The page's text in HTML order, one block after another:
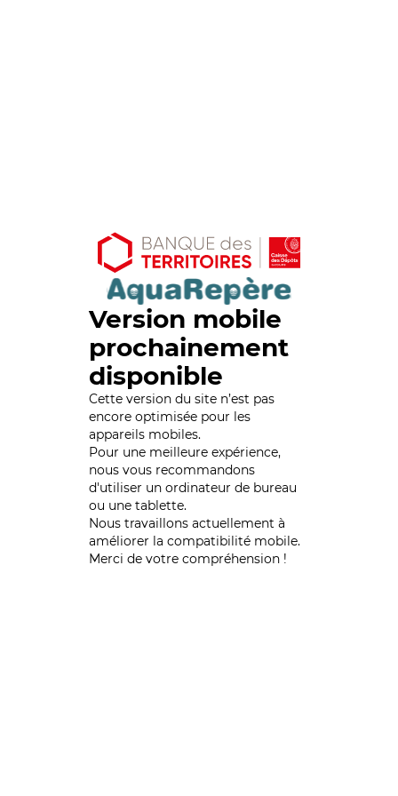
Version mobile
prochainement
disponible
Cette version du site n’est pas
encore optimisée pour les
appareils mobiles.
Pour une meilleure expérience,
nous vous recommandons
d'utiliser un ordinateur de bureau
ou une tablette.
Nous travaillons actuellement à
améliorer la compatibilité mobile.
Merci de votre compréhension !